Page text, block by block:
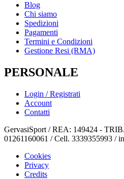
Blog
Chi siamo
Spedizioni
Pagamenti
Termini e Condizioni
Gestione Resi (RMA)
PERSONALE
Login / Registrati
Account
Contatti
GervasiSport / REA: 149424 -
01261160061 / Cell. 3339355993 /
Cookies
Privacy
Credits